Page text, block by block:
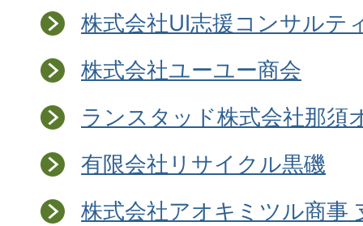
株式会社UI志援コンサルテ
株式会社ユーユー商会
ランスタッド株式会社那須
有限会社リサイクル黒磯
株式会社アオキミツル商事